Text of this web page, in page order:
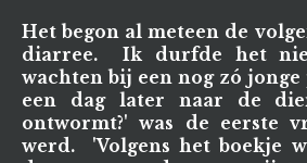
Het begon al meteen de
diarree. Ik durfde het
wachten bij een nog zó jonge
een dag later naar de
ontwormt?' was de eerste
werd. 'Volgens het boekje